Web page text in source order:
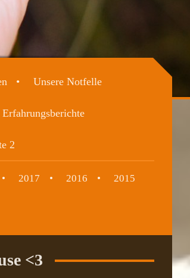
Unsere Notfelle
Erfahrungsberichte
2
2017 2016 2015
<3